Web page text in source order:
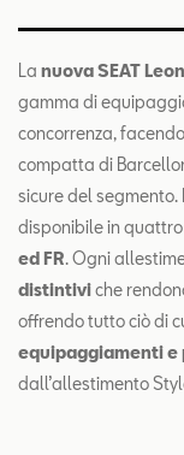
La nuova SEAT
gamma di
concorrenza,
compatta di
sicure del segmento.
disponibile in
ed FR. Ogni
distintiviche
offrendo tutto ciò di
equipaggiamenti e
dall’allestimento